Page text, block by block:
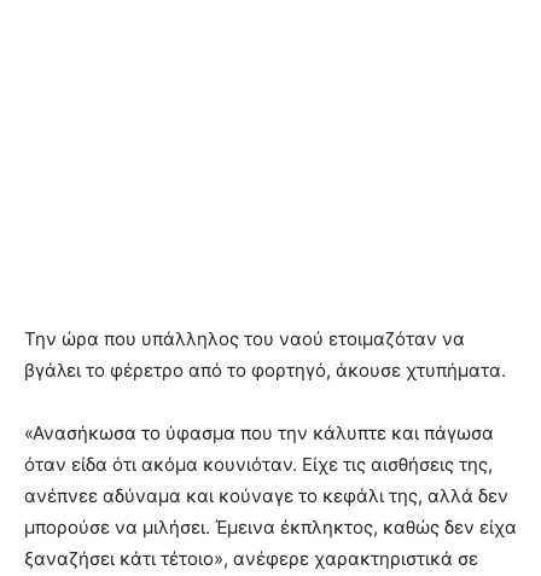
Την ώρα που υπάλληλος του ναού ετοιμαζόταν να
βγάλει το φέρετρο από το φορτηγό, άκουσε χτυπήματα.
«Ανασήκωσα το ύφασμα που την κάλυπτε και πάγωσα
όταν είδα ότι ακόμα κουνιόταν. Είχε τις αισθήσεις της,
ανέπνεε αδύναμα και κούναγε το κεφάλι της, αλλά δεν
μπορούσε να μιλήσει. Έμεινα έκπληκτος, καθώς δεν είχα
ξαναζήσει κάτι τέτοιο», ανέφερε χαρακτηριστικά σε